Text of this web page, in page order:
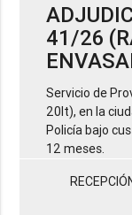
41/26
Servicio de
20lt), en la
Policía bajo
12 meses.